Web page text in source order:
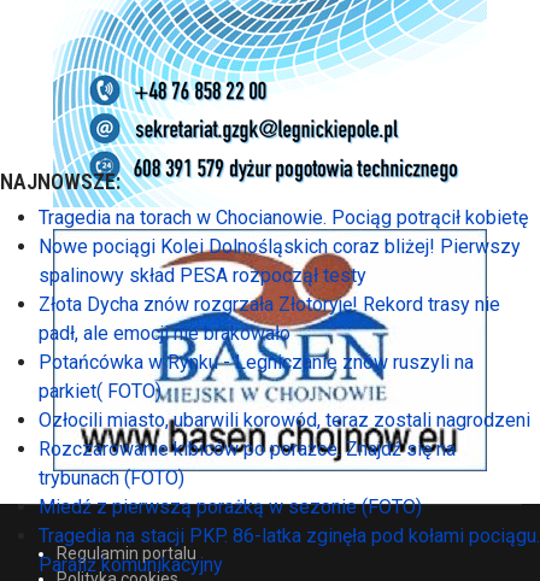
Regulamin portalu
NAJNOWSZE:
Tragedia na torach w Chocianowie. Pociąg potrącił kobietę
Nowe pociągi Kolei Dolnośląskich coraz bliżej! Pierwszy
spalinowy skład PESA rozpoczął testy
Złota Dycha znów rozgrzała Złotoryję! Rekord trasy nie
padł, ale emocji nie brakowało
Potańcówka w Rynku - Legniczanie znów ruszyli na
parkiet( FOTO)
Ozłocili miasto, ubarwili korowód, teraz zostali nagrodzeni
Rozczarowanie kibiców po porażce. Znajdź się na
trybunach (FOTO)
Miedź z pierwszą porażką w sezonie (FOTO)
Tragedia na stacji PKP. 86-latka zginęła pod kołami pociągu.
Paraliż komunikacyjny